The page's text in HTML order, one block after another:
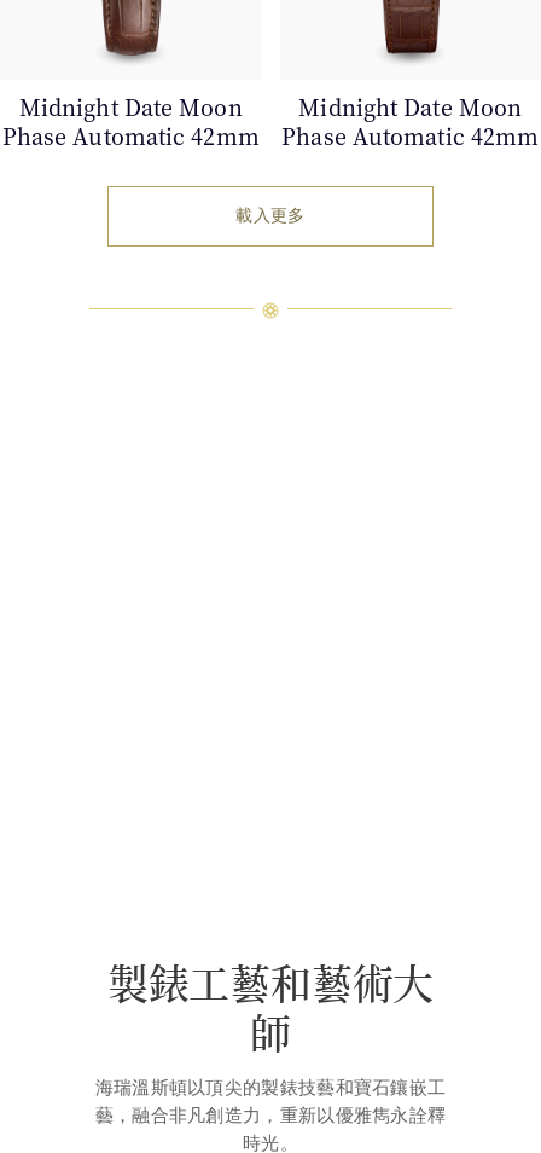
Midnight Date Moon
Phase Automatic 42mm
Midnight Date Moon
Phase Automatic 42mm
製錶工藝和藝術大
師
海瑞溫斯頓以頂尖的製錶技藝和寶石鑲嵌工
藝，融合非凡創造力，重新以優雅雋永詮釋
時光。